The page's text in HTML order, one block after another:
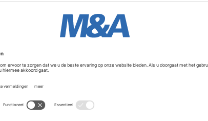
Event. Door de krachten met Adformatie
vergroot, zo stelt Sijthoff.
dan alleen nieuws", zegt
uitwisselen en zich blijven ontwikkelen.
Samen kunnen we onze communities beter